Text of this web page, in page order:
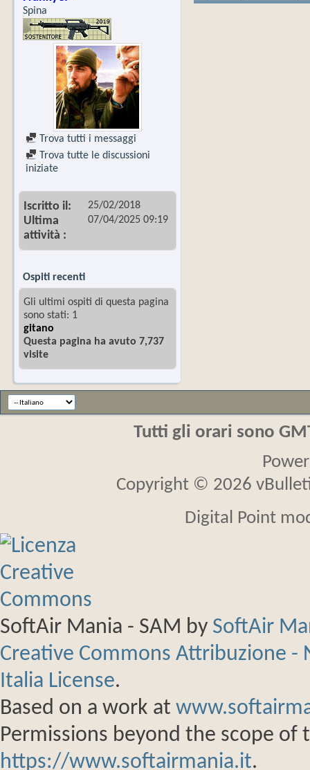
Spina
Trova tutti i messaggi
Trova tutte le discussioni
iniziate
Iscritto il 25/02/2018
Ultima
attività
07/04/2025 09:19
Ospiti recenti
Gli ultimi ospiti di questa pagina
sono stati: 1
gitano
Questa pagina ha avuto 7,737
visite
Tutti gli orari sono
Copyright © 2026
Digital Point
SoftAir Mania - SAM by SoftAir
Creative Commons Attribuzione
Italia License.
Based on a work at
Permissions beyond the scope of
https://www.softairmania.it.